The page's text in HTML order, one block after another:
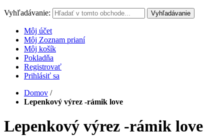
Vyhľadávanie: Vyhľadávanie
Môj účet
Môj Zoznam prianí
Môj košík
Pokladňa
Registrovať
Prihlásiť sa
Domov /
Lepenkový výrez -rámik love
Lepenkový výrez -rámik love